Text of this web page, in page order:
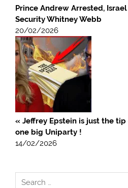
Prince Andrew Arrested,
Security Whitney Webb
20/02/2026
« Jeffrey Epstein is just the
one big Uniparty !
14/02/2026